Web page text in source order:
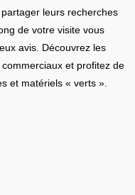
leurs recherches
de votre visite vous
avis. Découvrez les
et profitez de
et matériels « verts ».